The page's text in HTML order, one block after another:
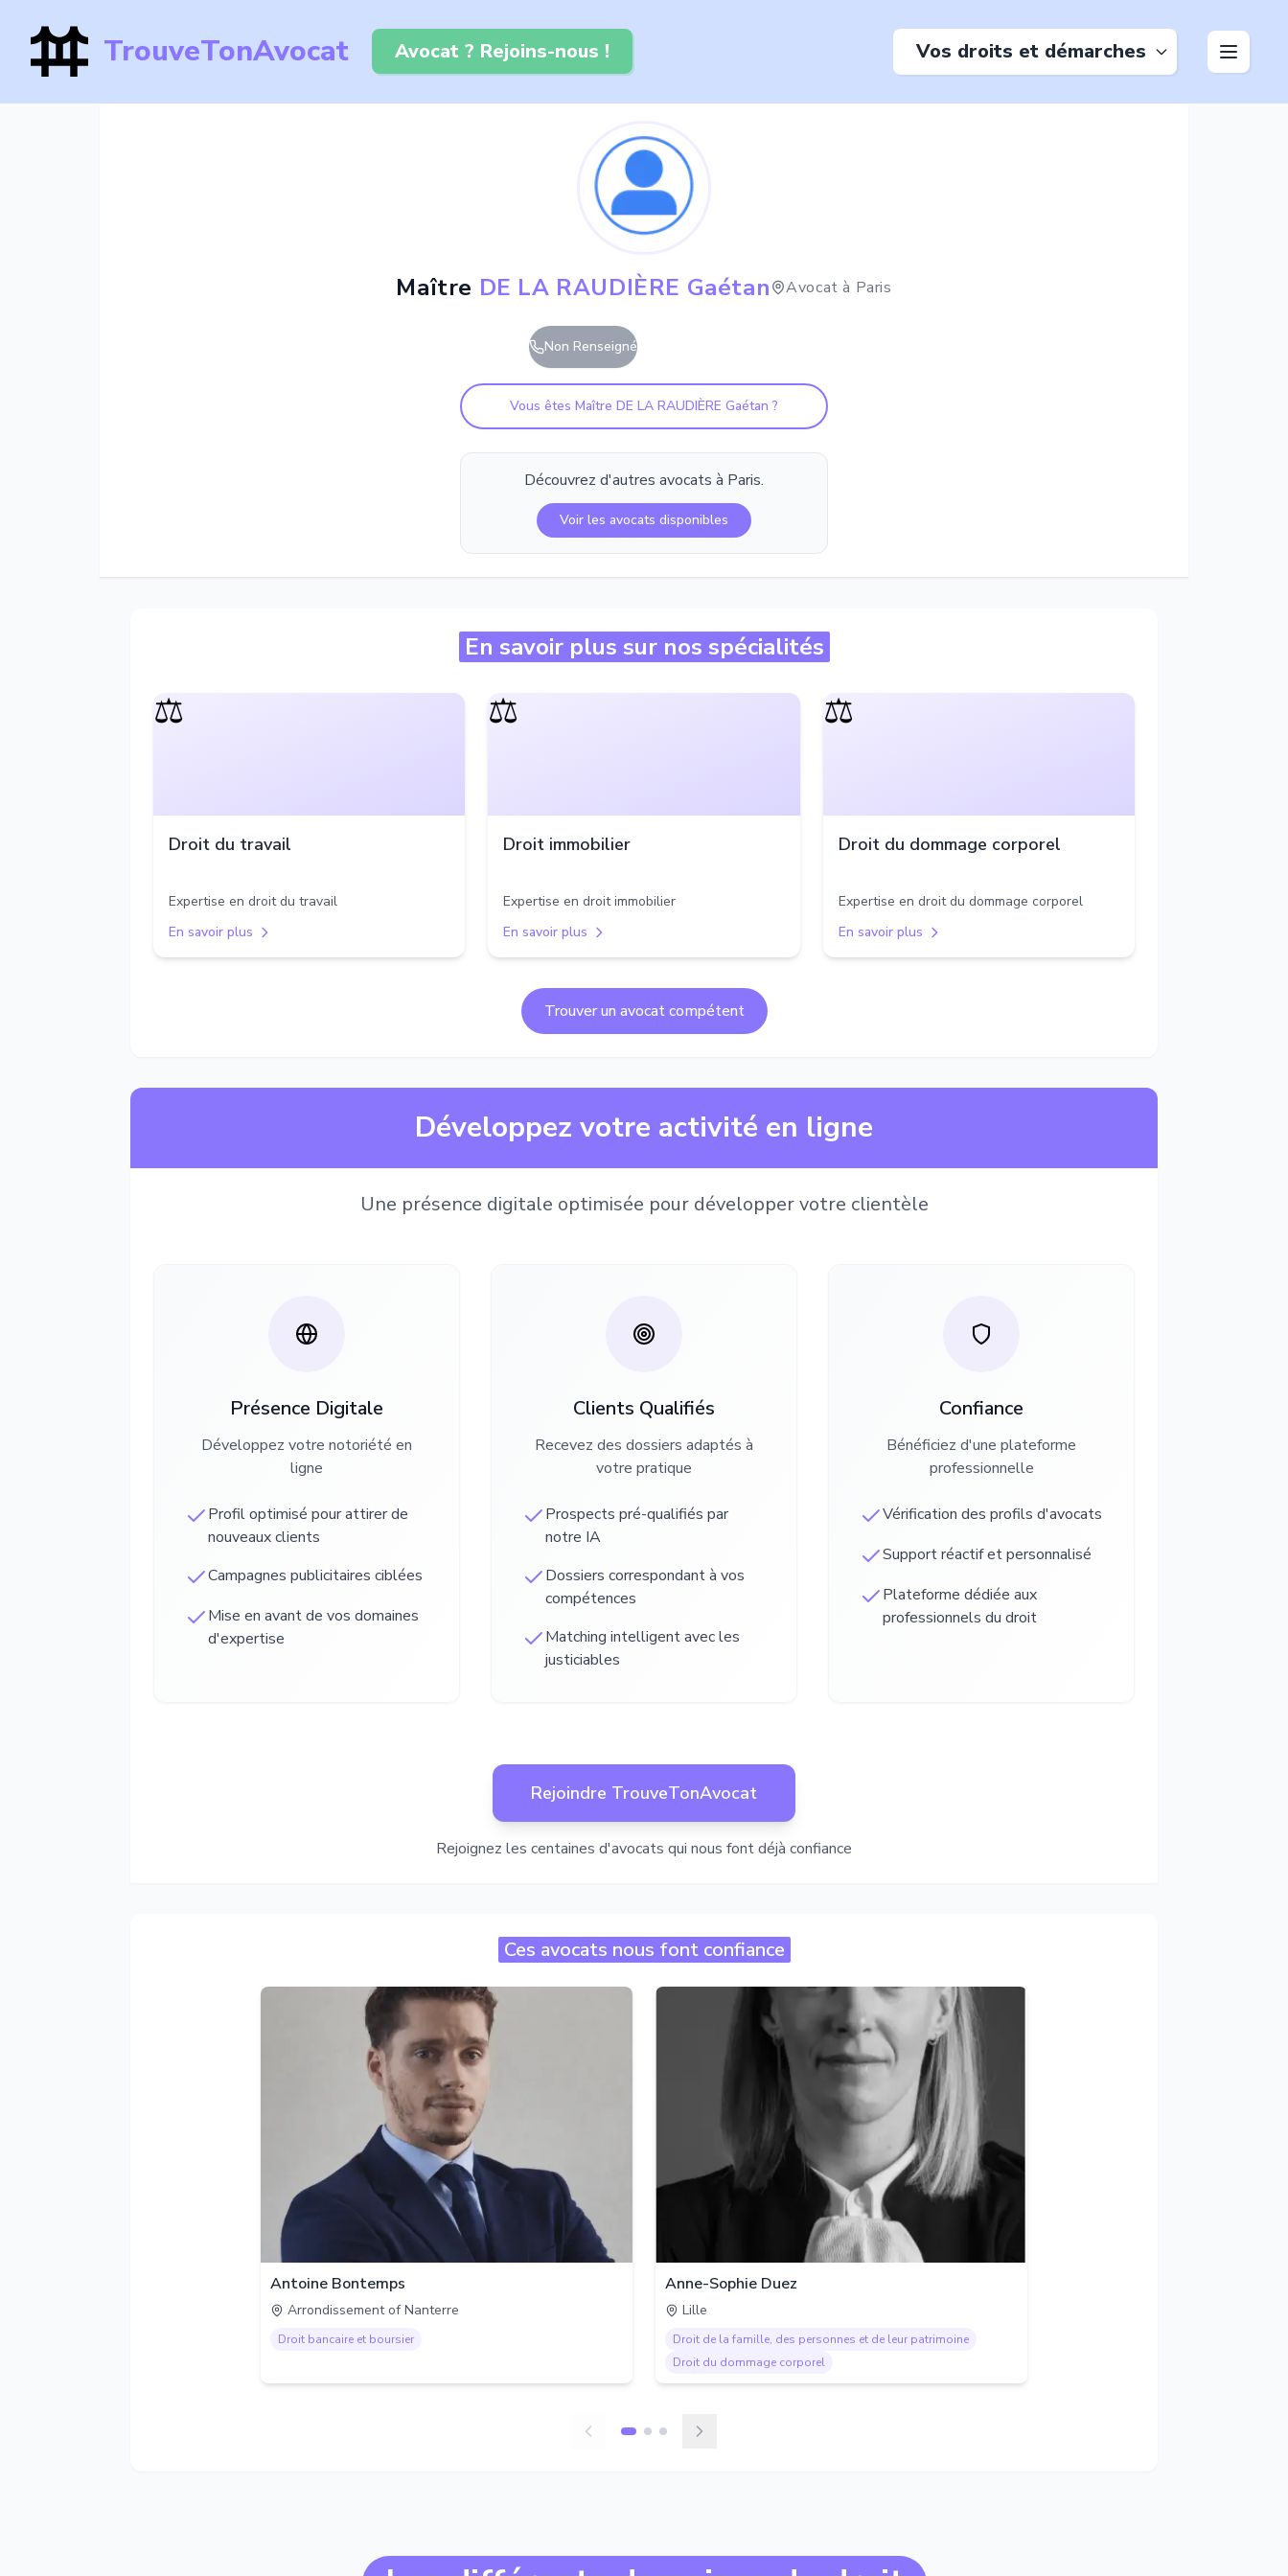
TrouveTonAvocat Avocat ? Rejoins-nous ! Vos droits et démarches
Maître DE LA RAUDIÈRE Gaétan Avocat à Paris
Non Renseigné
Vous êtes Maître DE LA RAUDIÈRE Gaétan ?
Découvrez d'autres avocats à Paris.
Voir les avocats disponibles
En savoir plus sur nos spécialités
⚖️
Droit du travail
Expertise en droit du travail
En savoir plus
⚖️
Droit immobilier
Expertise en droit immobilier
En savoir plus
⚖️
Droit du dommage corporel
Expertise en droit du dommage corporel
En savoir plus
Trouver un avocat compétent
Développez votre activité en ligne
Une présence digitale optimisée pour développer votre clientèle
Présence Digitale
Développez votre notoriété en
ligne
Profil optimisé pour attirer de
nouveaux clients
Campagnes publicitaires ciblées
Mise en avant de vos domaines
d'expertise
Clients Qualifiés
Recevez des dossiers adaptés à
votre pratique
Prospects pré-qualifiés par
notre IA
Dossiers correspondant à vos
compétences
Matching intelligent avec les
justiciables
Confiance
Bénéficiez d'une plateforme
professionnelle
Vérification des profils d'avocats
Support réactif et personnalisé
Plateforme dédiée aux
professionnels du droit
Rejoindre TrouveTonAvocat
Rejoignez les centaines d'avocats qui nous font déjà confiance
Ces avocats nous font confiance
Antoine Bontemps
Arrondissement of Nanterre
Droit bancaire et boursier
Anne-Sophie Duez
Lille
Droit de la famille, des personnes et de leur patrimoine
Droit du dommage corporel